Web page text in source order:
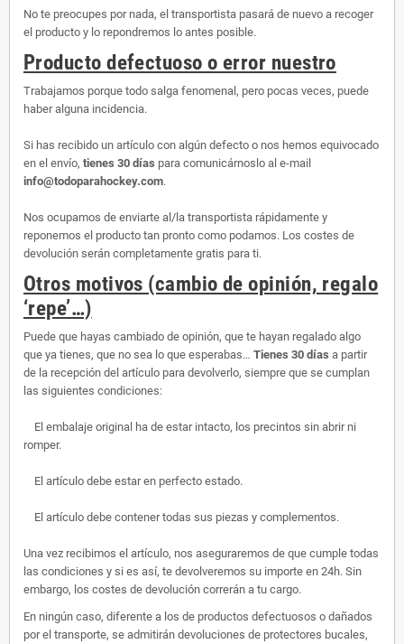
No te preocupes por nada, el transportista pasará de nuevo a recoger
el producto y lo repondremos lo antes posible.
Producto defectuoso o error nuestro
Trabajamos porque todo salga fenomenal, pero pocas veces, puede
haber alguna incidencia.
Si has recibido un artículo con algún defecto o nos hemos equivocado
en el envío, tienes 30 días para comunicárnoslo al e-mail
info@todoparahockey.com.
Nos ocupamos de enviarte al/la transportista rápidamente y
reponemos el producto tan pronto como podamos. Los costes de
devolución serán completamente gratis para ti.
Otros motivos (cambio de opinión, regalo
‘repe’…)
Puede que hayas cambiado de opinión, que te hayan regalado algo
que ya tienes, que no sea lo que esperabas… Tienes 30 días a partir
de la recepción del artículo para devolverlo, siempre que se cumplan
las siguientes condiciones:
El embalaje original ha de estar intacto, los precintos sin abrir ni
romper.
El artículo debe estar en perfecto estado.
El artículo debe contener todas sus piezas y complementos.
Una vez recibimos el artículo, nos aseguraremos de que cumple todas
las condiciones y si es así, te devolveremos su importe en 24h. Sin
embargo, los costes de devolución correrán a tu cargo.
En ningún caso, diferente a los de productos defectuosos o dañados
por el transporte, se admitirán devoluciones de protectores bucales,